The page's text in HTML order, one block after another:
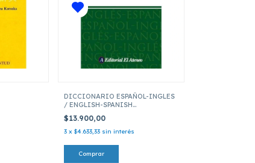
DICCIONARIO ESPAÑOL-INGLES
/ ENGLISH-SPANISH
$13.900,00
3 x $4.633,33 sin interés